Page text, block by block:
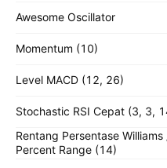
Awesome Oscillator
Momentum (10)
Level MACD (12, 26)
Stochastic RSI Cepat (3, 3,
Rentang Persentase Williams
Percent Range (14)